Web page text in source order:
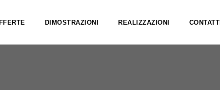
DIMOSTRAZIONI REALIZZAZIONI CONTATTI